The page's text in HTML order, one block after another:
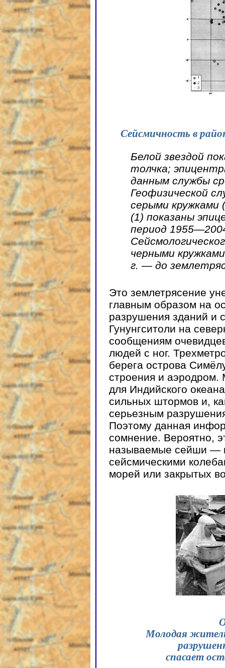
Сейсмичность в
Белой звездой
толчка;
данным службы
Геофизической
серыми кружками
(1) показаны
период
черными
г. — до
Это землетрясение
главным образом на
разрушения зданий и
Гунунгситоли на
сообщениям
людей с ног.
берега острова
строения и
для Индийского
сильных штормов и,
серьезным
Поэтому данная
сомнение. Вероятно,
называемые сейши —
сейсмическими
морей или закрытых
Молодая
спасает